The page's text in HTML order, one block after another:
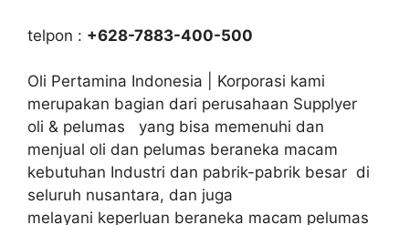
telpon : +628-7883-400-500
Oli Pertamina Indonesia | Korporasi kami
merupakan bagian dari perusahaan Supplyer
oli & pelumas yang bisa memenuhi dan
menjual oli dan pelumas beraneka macam
kebutuhan Industri dan pabrik-pabrik besar di
seluruh nusantara, dan juga
melayani keperluan beraneka macam pelumas